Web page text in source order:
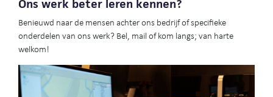
Ons werk beter leren kennen?
Benieuwd naar de mensen achter ons bedrijf of specifieke
onderdelen van ons werk? Bel, mail of kom langs; van harte
welkom!